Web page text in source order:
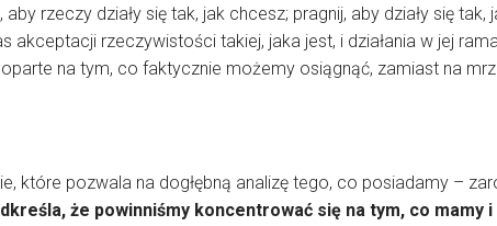
aby rzeczy działy się tak, jak chcesz; pragnij, aby działy się tak,
akceptacji rzeczywistości takiej, jaka jest, i działania w jej
na tym, co faktycznie możemy osiągnąć, zamiast na
które pozwala na dogłębną analizę tego, co posiadamy –
że powinniśmy koncentrować się na tym, co mamy